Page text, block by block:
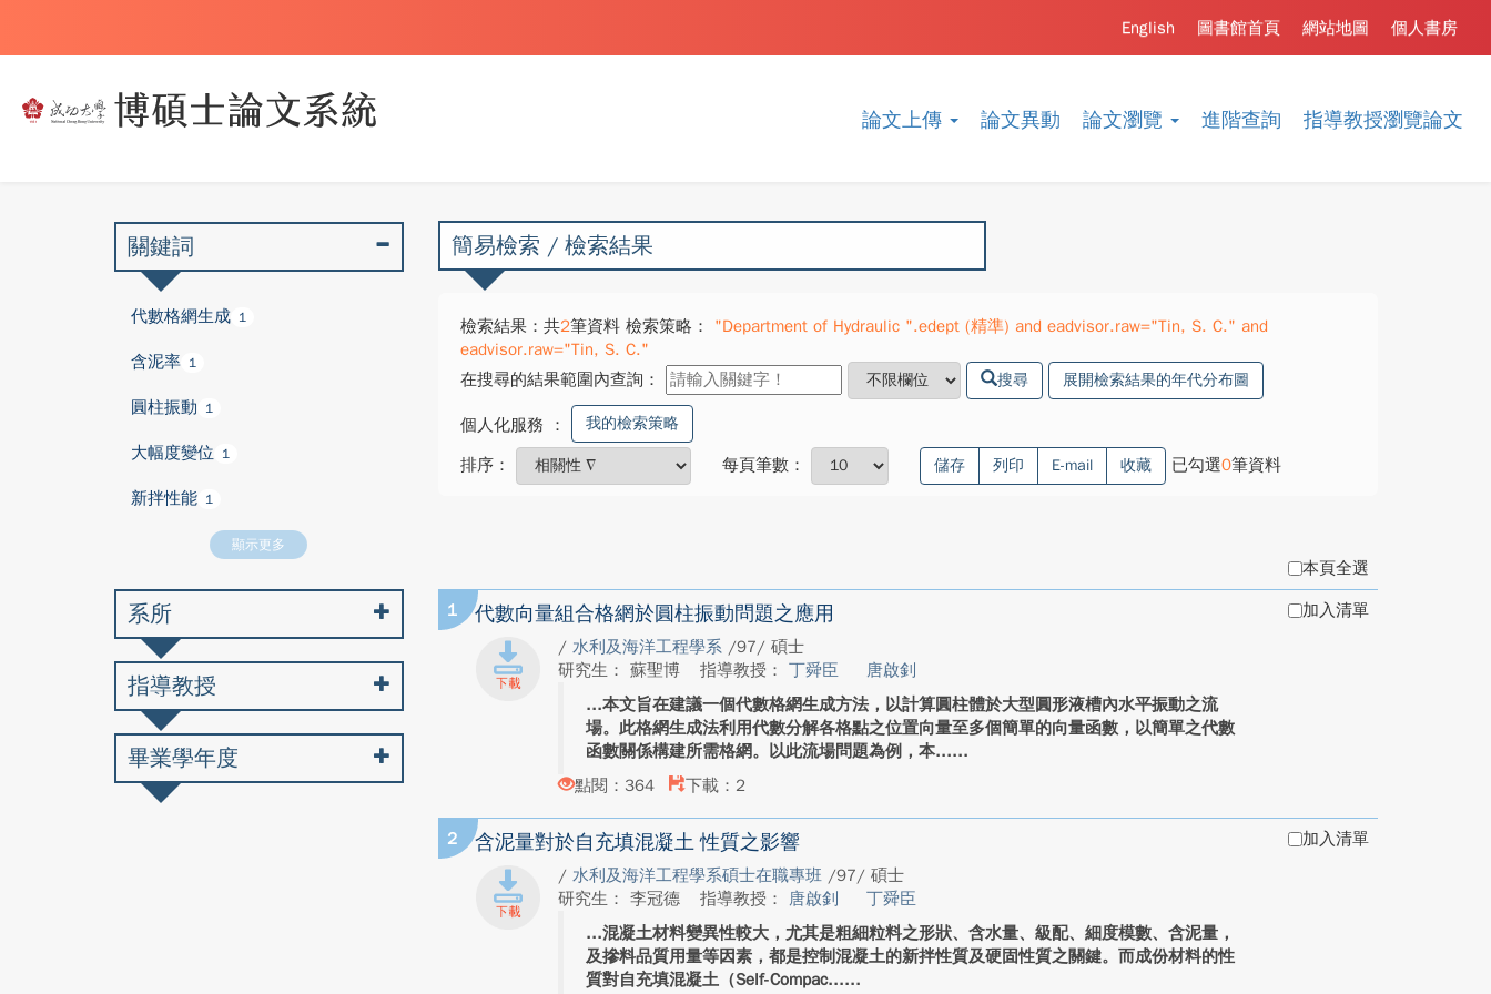
論文上傳 論文異動 論文瀏覽 進階查詢 指導教授瀏覽論文
個人書房
網站地圖
圖書館首頁
English
簡易檢索 / 檢索結果
檢索結果：共2筆資料 檢索策略：
"Department of Hydraulic ".edept (精準) and eadvisor.raw="Tin, S. C." and
eadvisor.raw="Tin, S. C."
在搜尋的結果範圍內查詢：
搜尋 展開檢索結果的年代分布圖
個人化服務 ： 我的檢索策略
排序： 每頁筆數： 儲存 列印 E-mail 收藏 已勾選0筆資料
本頁全選
1 代數向量組合格網於圓柱振動問題之應用
/ 水利及海洋工程學系 /97/ 碩士
研究生： 蘇聖博
指導教授： 丁舜臣
唐啟釗
本文旨在建議一個代數格網生成方法，以計算圓柱體於大型圓形液槽內水平振動之流
場。此格網生成法利用代數分解各格點之位置向量至多個簡單的向量函數，以簡單之代數
函數關係構建所需格網。以此流場問題為例，本...
點閱：364
下載：2
加入清單
2 含泥量對於自充填混凝土 性質之影響
/ 水利及海洋工程學系碩士在職專班 /97/ 碩士
研究生： 李冠德
指導教授： 唐啟釗
丁舜臣
混凝土材料變異性較大，尤其是粗細粒料之形狀、含水量、級配、細度模數、含泥量，
及摻料品質用量等因素，都是控制混凝土的新拌性質及硬固性質之關鍵。而成份材料的性
質對自充填混凝土（Self-Compac...
加入清單
關鍵詞
代數格網生成 1
含泥率 1
圓柱振動 1
大幅度變位 1
新拌性能 1
顯示更多
系所
指導教授
畢業學年度